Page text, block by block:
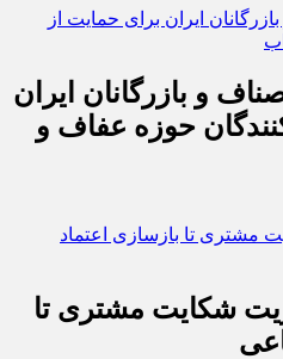
و بازرگانان ایران
حوزه عفاف و
شکایت مشتری تا